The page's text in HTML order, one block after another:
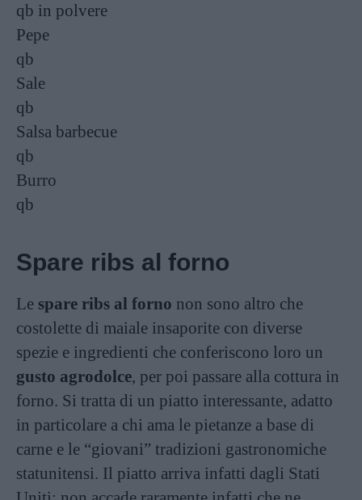
qb in polvere
Pepe
qb
Sale
qb
Salsa barbecue
qb
Burro
qb
Spare ribs al forno
Le spare ribs al forno non sono altro che
costolette di maiale insaporite con diverse
spezie e ingredienti che conferiscono loro un
gusto agrodolce, per poi passare alla cottura in
forno. Si tratta di un piatto interessante, adatto
in particolare a chi ama le pietanze a base di
carne e le “giovani” tradizioni gastronomiche
statunitensi. Il piatto arriva infatti dagli Stati